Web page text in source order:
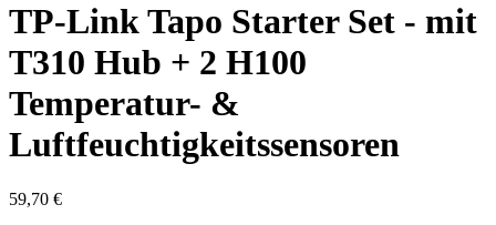
TP-Link Tapo Starter Set - mit
T310 Hub + 2 H100
Temperatur- &
Luftfeuchtigkeitssensoren
59,70 €